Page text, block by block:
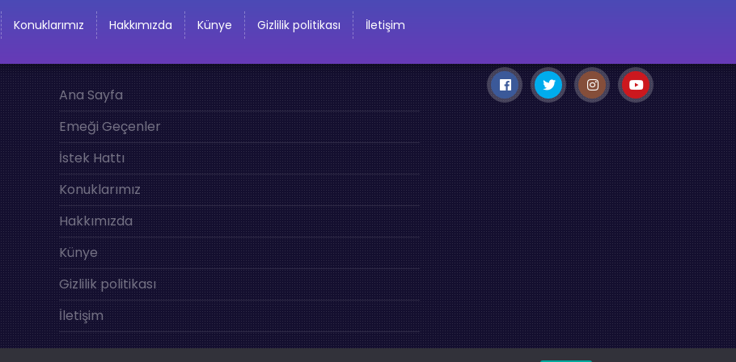
Konuklarımız Hakkımızda Künye Gizlilik politikası İletişim
Ana Sayfa
Emeği Geçenler
İstek Hattı
Konuklarımız
Hakkımızda
Künye
Gizlilik politikası
İletişim